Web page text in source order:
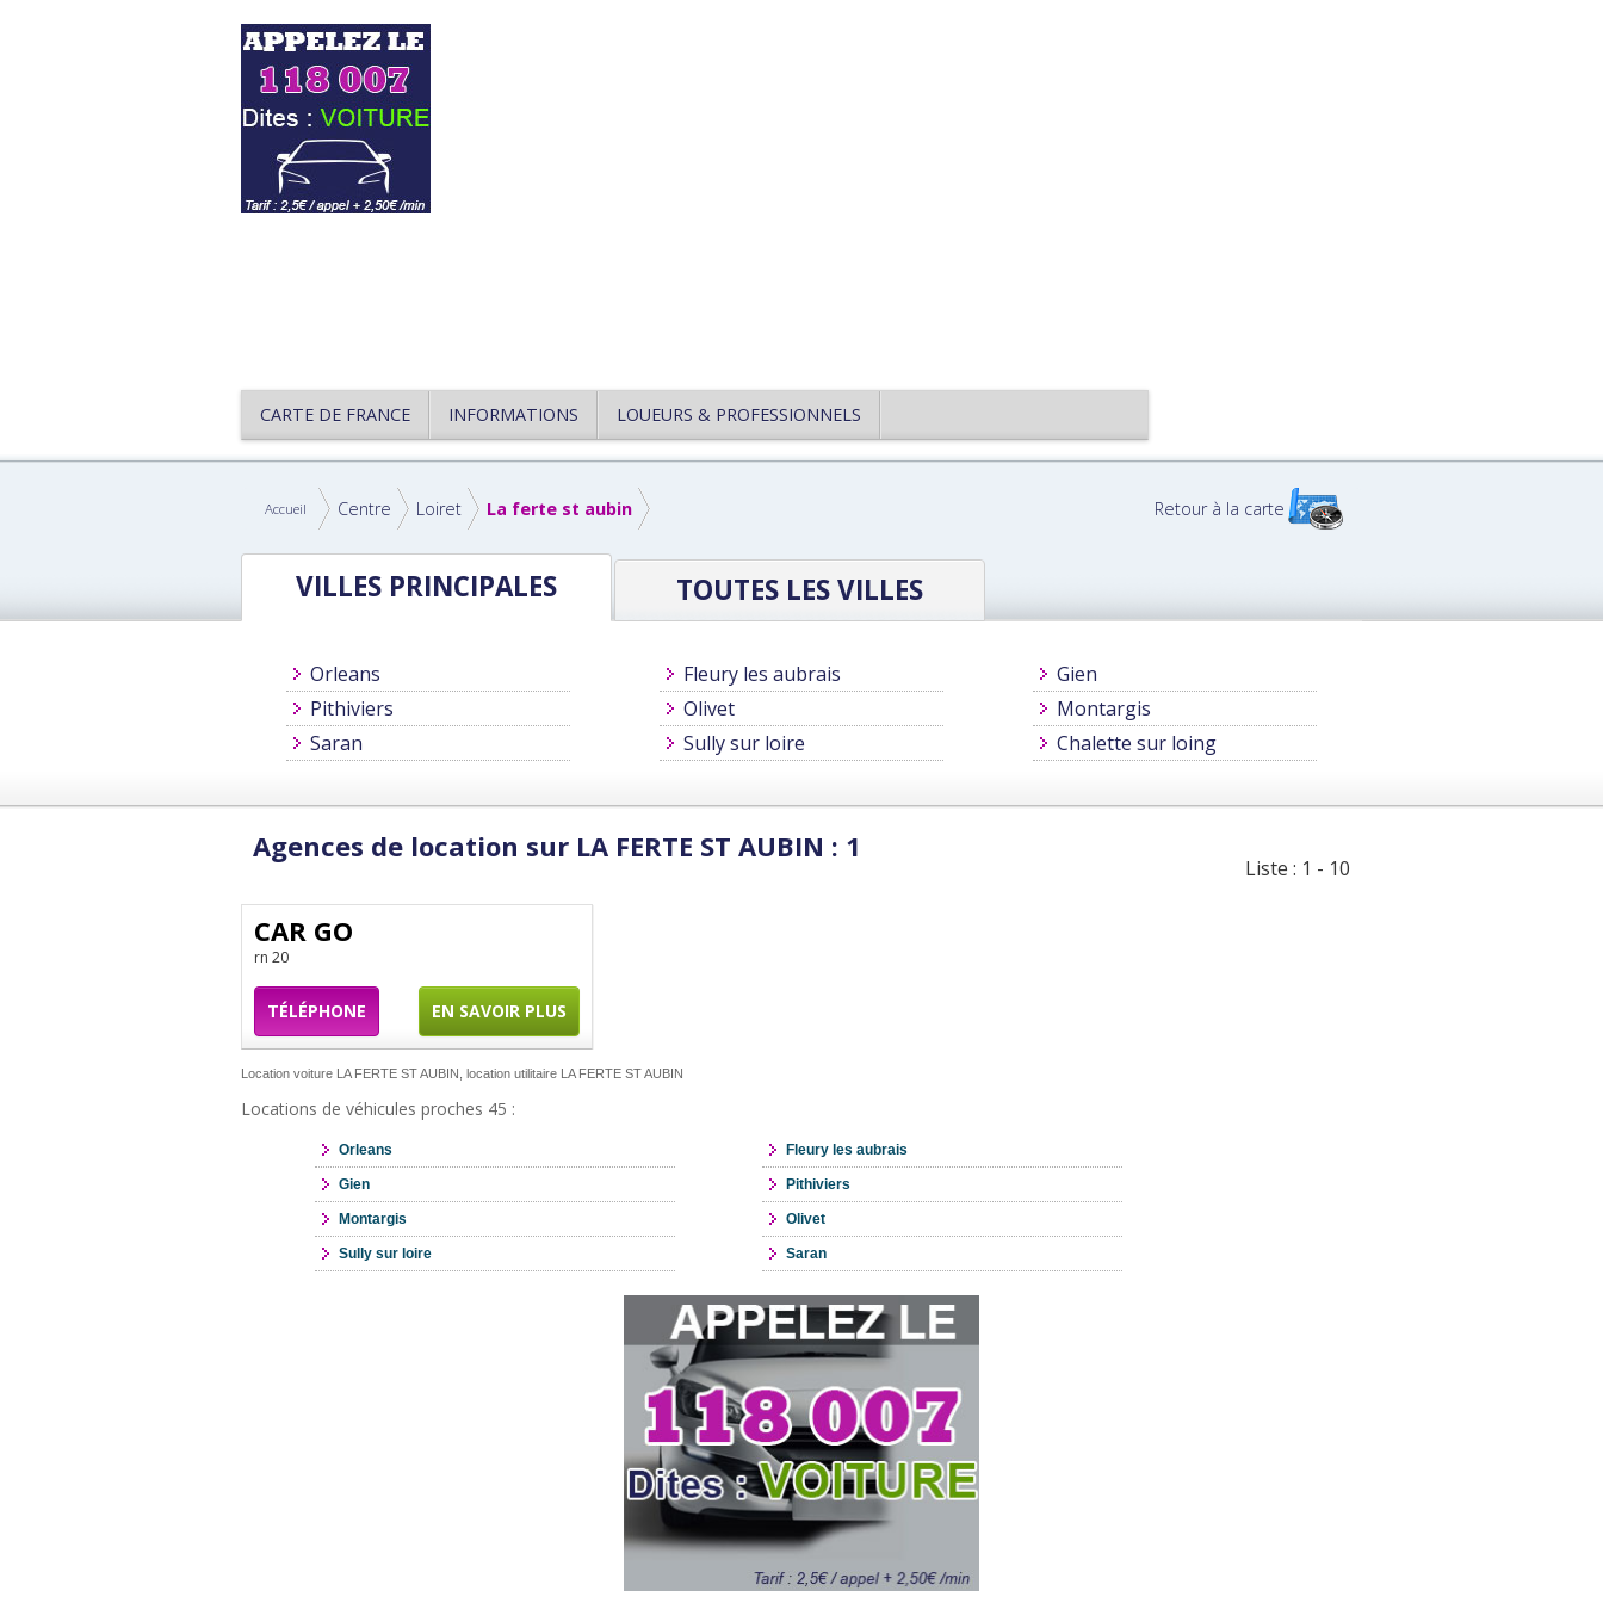
CARTE DE FRANCE INFORMATIONS LOUEURS & PROFESSIONNELS
Accueil Centre Loiret La ferte st aubin Retour à la carte
VILLES PRINCIPALES TOUTES LES VILLES
Orleans Fleury les aubrais
Gien
Pithiviers
Olivet
Montargis
Saran
Sully sur loire Chalette sur loing
Agences de location sur LA FERTE ST AUBIN : 1
Liste : 1 - 10
CAR GO
rn 20
TÉLÉPHONE EN SAVOIR PLUS
Location voiture LA FERTE ST AUBIN, location utilitaire LA FERTE ST AUBIN
Locations de véhicules proches 45 :
Orleans Fleury les aubrais
Gien Pithiviers
Montargis Olivet
Sully sur loire Saran